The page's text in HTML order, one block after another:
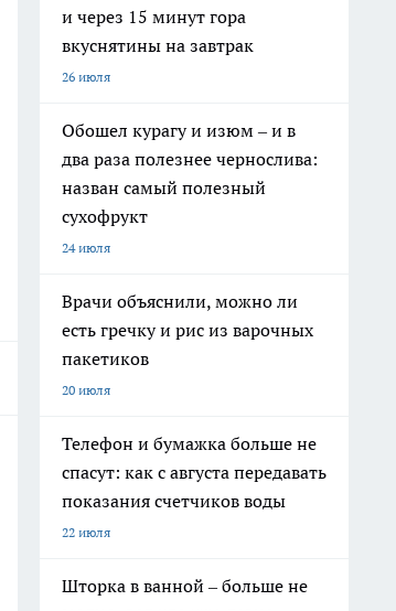
и через 15 минут гора
вкуснятины на завтрак
26 июля
Обошел курагу и изюм – и в
два раза полезнее чернослива:
назван самый полезный
сухофрукт
24 июля
Врачи объяснили, можно ли
есть гречку и рис из варочных
пакетиков
20 июля
Телефон и бумажка больше не
спасут: как с августа передавать
показания счетчиков воды
22 июля
Шторка в ванной – больше не